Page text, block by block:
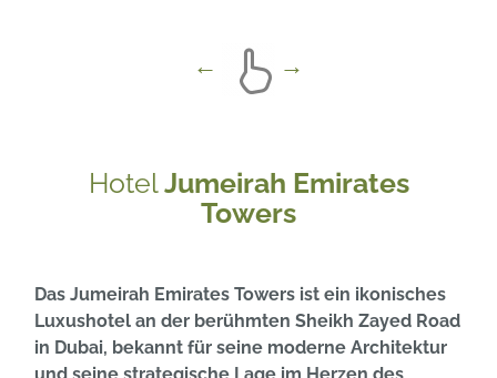
HotelJumeirah Emirates
Towers
Das Jumeirah Emirates Towers ist ein ikonisches
Luxushotel an der berühmten Sheikh Zayed Road
in Dubai, bekannt für seine moderne Architektur
und seine strategische Lage im Herzen des